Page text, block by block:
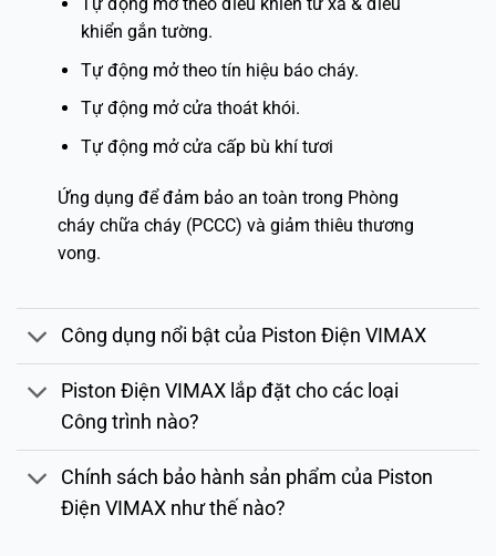
khiển gắn tường.
Tự động mở theo tín hiệu báo cháy.
Tự động mở cửa thoát khói.
Tự động mở cửa cấp bù khí tươi
Ứng dụng để đảm bảo an toàn trong Phòng
cháy chữa cháy (PCCC) và giảm thiêu thương
vong.
Công dụng nổi bật của Piston Điện VIMAX
Piston Điện VIMAX lắp đặt cho các loại
Công trình nào?
Chính sách bảo hành sản phẩm của Piston
Điện VIMAX như thế nào?